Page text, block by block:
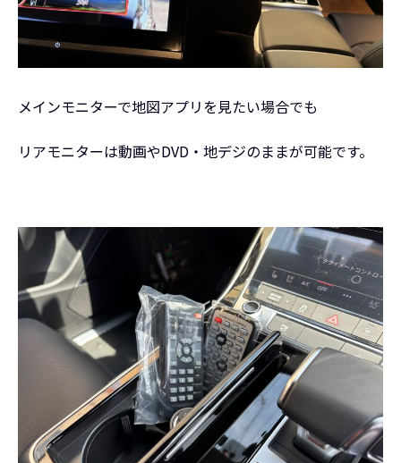
メインモニターで地図アプリを見たい場合でも
リアモニターは動画やDVD・地デジのままが可能です。